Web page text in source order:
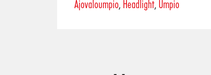
Ajovaloumpio, Headlight, Umpio